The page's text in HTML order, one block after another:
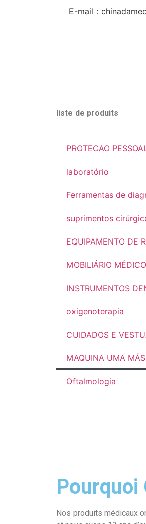
E-mail：
liste de produits
PROTECAO
laboratório
Ferramentas de
suprimentos
EQUIPAMENTO DE
MOBILIÁRIO MÉDICO
INSTRUMENTOS
oxigenoterapia
CUIDADOS E
MAQUINA UMA
Oftalmologia
Pourquoi
Nos produits médicaux